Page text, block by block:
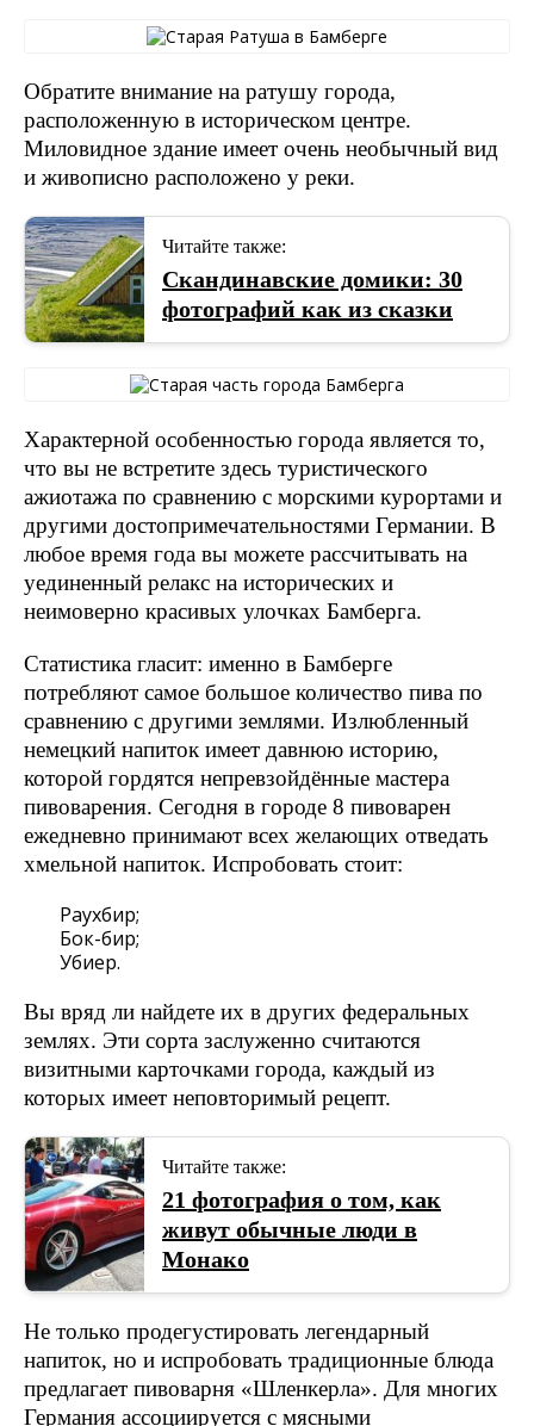
Обратите внимание на ратушу города,
расположенную в историческом центре.
Миловидное здание имеет очень необычный вид
и живописно расположено у реки.
Читайте также:
Скандинавские домики: 30
фотографий как из сказки
Характерной особенностью города является то,
что вы не встретите здесь туристического
ажиотажа по сравнению с морскими курортами и
другими достопримечательностями Германии. В
любое время года вы можете рассчитывать на
уединенный релакс на исторических и
неимоверно красивых улочках Бамберга.
Статистика гласит: именно в Бамберге
потребляют самое большое количество пива по
сравнению с другими землями. Излюбленный
немецкий напиток имеет давнюю историю,
которой гордятся непревзойдённые мастера
пивоварения. Сегодня в городе 8 пивоварен
ежедневно принимают всех желающих отведать
хмельной напиток. Испробовать стоит:
Раухбир;
Бок-бир;
Убиер.
Вы вряд ли найдете их в других федеральных
землях. Эти сорта заслуженно считаются
визитными карточками города, каждый из
которых имеет неповторимый рецепт.
Читайте также:
21 фотография о том, как
живут обычные люди в
Монако
Не только продегустировать легендарный
напиток, но и испробовать традиционные блюда
предлагает пивоварня «Шленкерла». Для многих
Германия ассоциируется с мясными